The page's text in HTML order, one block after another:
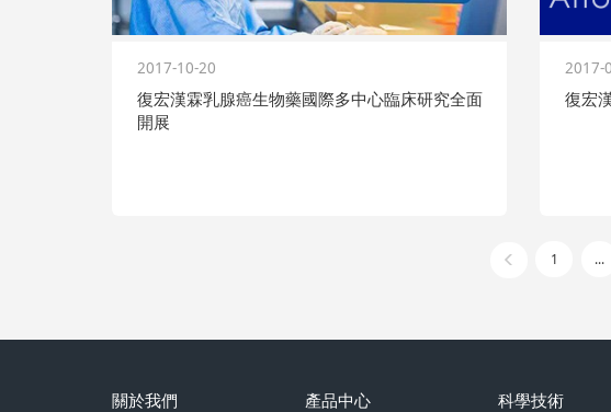
2017-10-20
復宏漢霖乳腺癌生物藥國際多中心臨床研究全面
開展
2017-
復宏
1 ...
關於我們 產品中心 科學技術